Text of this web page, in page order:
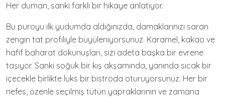
Her duman, sanki farklı bir hikaye anlatıyor.
Bu puroyu ilk yudumda aldığınızda, damaklarınızı saran
zengin tat profiliyle büyüleniyorsunuz. Karamel, kakao ve
hafif baharat dokunuşları, sizi adeta başka bir evrene
taşıyor. Sanki soğuk bir kış akşamında, yanında sıcak bir
içecekle birlikte lüks bir bistroda oturuyorsunuz. Her bir
nefes, özenle seçilmiş tütün yapraklarının ve zamana